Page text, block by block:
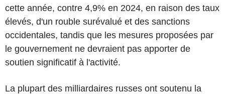
cette année, contre 4,9% en 2024, en raison des taux
élevés, d'un rouble surévalué et des sanctions
occidentales, tandis que les mesures proposées par
le gouvernement ne devraient pas apporter de
soutien significatif à l'activité.
La plupart des milliardaires russes ont soutenu la